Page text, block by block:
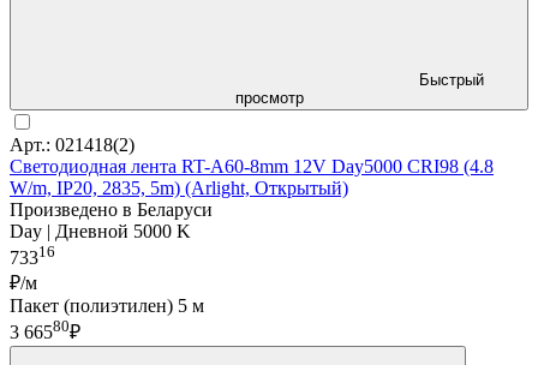
Быстрый
просмотр
Арт.: 021418(2)
Светодиодная лента RT-A60-8mm 12V Day5000 CRI98 (4.8
W/m, IP20, 2835, 5m) (Arlight, Открытый)
Произведено в Беларуси
Day | Дневной 5000 K
73316
₽/м
Пакет (полиэтилен) 5 м
3 66580₽